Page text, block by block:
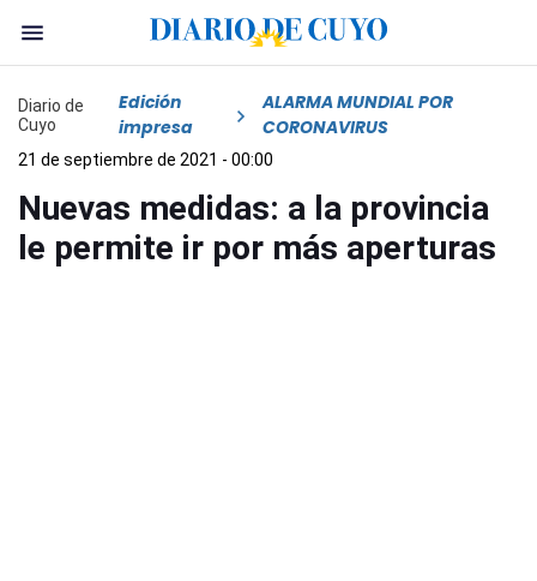
Diario de
Cuyo
Edición
impresa
ALARMA MUNDIAL POR
CORONAVIRUS
21 de septiembre de 2021 - 00:00
Nuevas medidas: a la provincia
le permite ir por más aperturas